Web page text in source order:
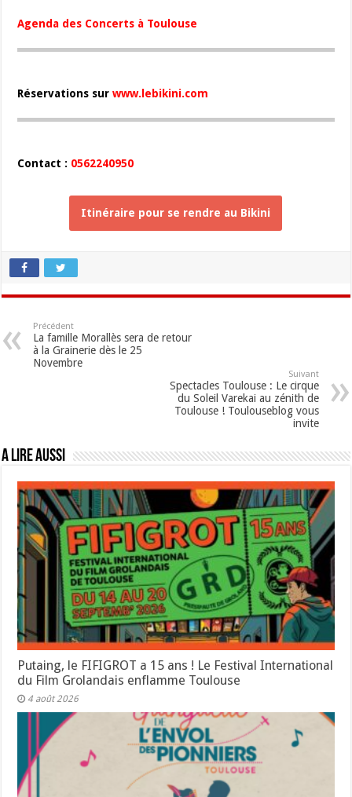
Agenda des Concerts à Toulouse
Réservations surwww.lebikini.com
Contact : 0562240950
Itinéraire pour se rendre au Bikini
Précédent
La famille Morallès sera de retour
à la Grainerie dès le 25
Novembre
Suivant
Spectacles Toulouse : Le cirque
du Soleil Varekai au zénith de
Toulouse ! Toulouseblog vous
invite
A lire aussi
Putaing, le FIFIGROT a 15 ans ! Le Festival International
du Film Grolandais enflamme Toulouse
4 août 2026